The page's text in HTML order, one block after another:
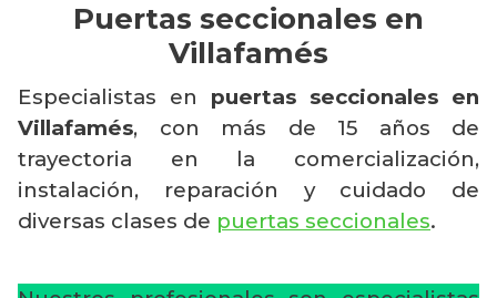
Puertas seccionales en
Villafamés
Especialistas en puertas seccionales en
Villafamés, con más de 15 años de
trayectoria en la comercialización,
instalación, reparación y cuidado de
diversas clases de puertas seccionales.